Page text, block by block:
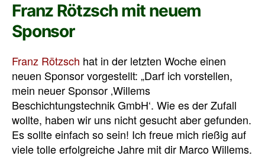
Franz Rötzsch mit neuem
Sponsor
Franz Rötzsch hat in der letzten Woche einen
neuen Sponsor vorgestellt: „Darf ich vorstellen,
mein neuer Sponsor ‚Willems
Beschichtungstechnik GmbH‘. Wie es der Zufall
wollte, haben wir uns nicht gesucht aber gefunden.
Es sollte einfach so sein! Ich freue mich rießig auf
viele tolle erfolgreiche Jahre mit dir Marco Willems.